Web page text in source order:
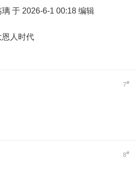
于 2026-6-1 00:18 编辑
人时代
7#
8#